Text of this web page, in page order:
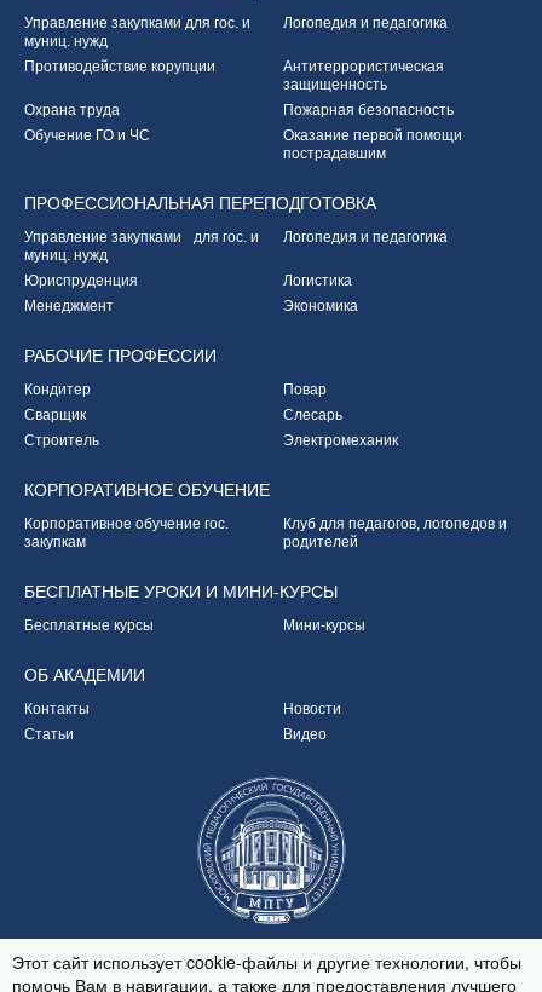
Управление закупками для гос. и
муниц. нужд
Логопедия и педагогика
Противодействие корупции
Антитеррористическая
защищенность
Охрана труда
Пожарная безопасность
Обучение ГО и ЧС
Оказание первой помощи
пострадавшим
ПРОФЕССИОНАЛЬНАЯ ПЕРЕПОДГОТОВКА
Управление закупками для гос. и
муниц. нужд
Логопедия и педагогика
Юриспруденция
Логистика
Менеджмент
Экономика
РАБОЧИЕ ПРОФЕССИИ
Кондитер
Повар
Сварщик
Слесарь
Строитель
Электромеханик
КОРПОРАТИВНОЕ ОБУЧЕНИЕ
Корпоративное обучение гос.
закупкам
Клуб для педагогов, логопедов и
родителей
БЕСПЛАТНЫЕ УРОКИ И МИНИ-КУРСЫ
Бесплатные курсы Мини-курсы
ОБ АКАДЕМИИ
Контакты
Новости
Статьи
Видео
Этот сайт использует cookie-файлы и другие технологии, чтобы
помочь Вам в навигации, а также для предоставления лучшего